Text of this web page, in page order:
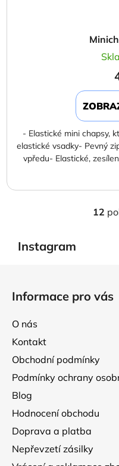
- Elastické mini chapsy,
elastické vsadky- Pevný
vpředu- Elastické,
12
Instagram
Informace pro vás
O nás
Kontakt
Obchodní podmínky
Podmínky ochrany
Blog
Hodnocení obchodu
Doprava a platba
Nepřevzetí zásilky